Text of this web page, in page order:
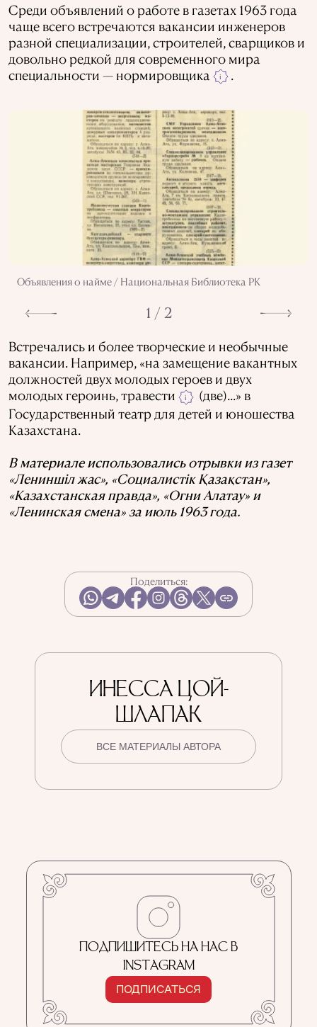
Среди объявлений о работе в газетах 1963 года
чаще всего встречаются вакансии инженеров
разной специализации, строителей, сварщиков и
довольно редкой для современного мира
специальности — нормировщика
i .
Объявления о найме / Национальная Библиотека РК
1 / 2
Встречались и более творческие и необычные
вакансии. Например, «на замещение вакантных
должностей двух молодых героев и двух
молодых героинь, травести
i
(две)...» в
Государственный театр для детей и юношества
Казахстана.
В материале использовались отрывки из газет
«Лениншіл жас», «Социалистік Қазақстан»,
«Казахстанская правда», «Огни Алатау» и
«Ленинская смена» за июль 1963 года.
Поделиться:
ИНЕССА ЦОЙ-
ШЛАПАК
ВСЕ МАТЕРИАЛЫ АВТОРА
ПОДПИШИТЕСЬ НА НАС В
INSTAGRAM
ПОДПИСАТЬСЯ